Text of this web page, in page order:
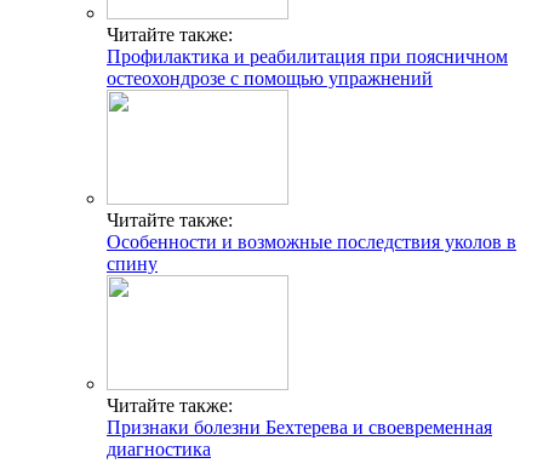
Читайте также:
Профилактика и реабилитация при поясничном
остеохондрозе с помощью упражнений
Читайте также:
Особенности и возможные последствия уколов в
спину
Читайте также:
Признаки болезни Бехтерева и своевременная
диагностика